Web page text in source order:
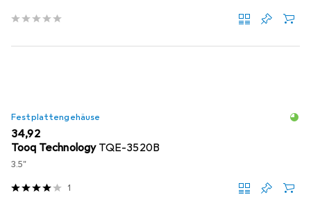
Festplattengehäuse
EUR
34,92
Tooq Technology TQE-3520B
3.5"
1